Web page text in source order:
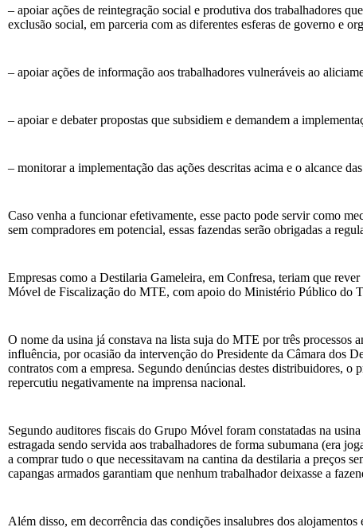
– apoiar ações de reintegração social e produtiva dos trabalhadores
exclusão social, em parceria com as diferentes esferas de governo e
– apoiar ações de informação aos trabalhadores vulneráveis ao
– apoiar e debater propostas que subsidiem e demandem a
– monitorar a implementação das ações descritas acima e o alcance
Caso venha a funcionar efetivamente, esse pacto pode servir como
sem compradores em potencial, essas fazendas serão obrigadas a
Empresas como a Destilaria Gameleira, em Confresa, teriam que
Móvel de Fiscalização do MTE, com apoio do Ministério Público do
O nome da usina já constava na lista suja do MTE por três processos
influência, por ocasião da intervenção do Presidente da Câmara dos
contratos com a empresa. Segundo denúncias destes distribuidores,
repercutiu negativamente na imprensa nacional.
Segundo auditores fiscais do Grupo Móvel foram constatadas na
estragada sendo servida aos trabalhadores de forma subumana (era
a comprar tudo o que necessitavam na cantina da destilaria a preços
capangas armados garantiam que nenhum trabalhador deixasse a
Além disso, em decorrência das condições insalubres dos